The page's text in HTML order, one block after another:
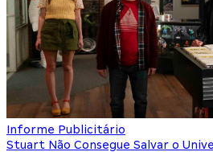
Informe Publicitário
Stuart Não Consegue Salvar o